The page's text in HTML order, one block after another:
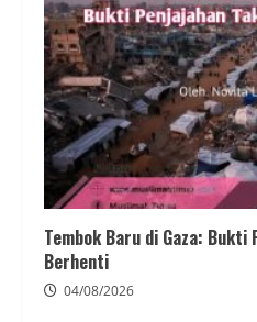
Tembok Baru di Gaza: Bukti
Berhenti
04/08/2026